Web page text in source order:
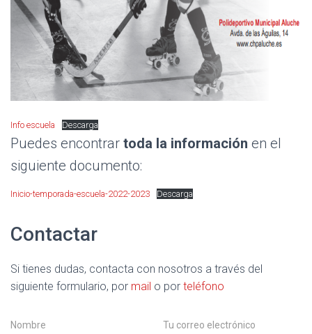
Info escuela Descarga
Puedes encontrar toda la información en el
siguiente documento:
Inicio-temporada-escuela-2022-2023 Descarga
Contactar
Si tienes dudas, contacta con nosotros a través del
siguiente formulario, por mail o por teléfono
N
E